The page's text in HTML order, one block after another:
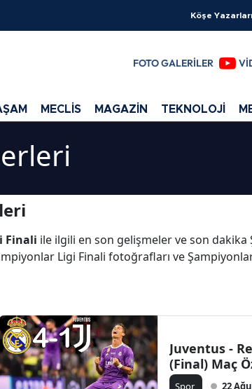
Köşe Yazarları
FOTO GALERİLER
MECLİS MAGAZİN TEKNOLOJİ
Finali ile ilgili en son gelişmeler ve son dakika
Ligi Finali fotoğrafları ve
Juventus -
(Final) Maç
Spor 22